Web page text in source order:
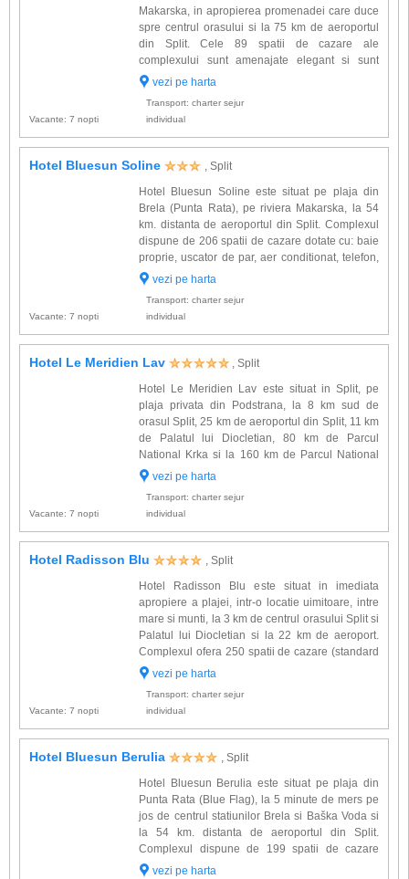
Makarska, in apropierea promenadei care duce
spre centrul orasului si la 75 km de aeroportul
din Split. Cele 89 spatii de cazare ale
complexului sunt amenajate elegant si sunt
dotate cu: aer conditionat, TV satelit, minibar, Wi-
baie proprie, uscat...
vezi pe harta
Vacante: 7 nopti
Transport: charter sejur
individual
Hotel Bluesun Soline
, Split
Hotel Bluesun Soline este situat pe plaja din
Brela (Punta Rata), pe riviera Makarska, la 54
km. distanta de aeroportul din Split. Complexul
dispune de 206 spatii de cazare dotate cu: baie
proprie, uscator de par, aer conditionat, telefon,
TV satelit, seif, minibar, balcon. Alte facilitati
vezi pe harta
Vacante: 7 nopti
Transport: charter sejur
individual
Hotel Le Meridien Lav
, Split
Hotel Le Meridien Lav este situat in Split, pe
plaja privata din Podstrana, la 8 km sud de
orasul Split, 25 km de aeroportul din Split, 11 km
de Palatul lui Diocletian, 80 km de Parcul
National Krka si la 160 km de Parcul National
Plitvice. Cele 381 spatii de cazare (classic,
decorate in culori ca...
vezi pe harta
Vacante: 7 nopti
Transport: charter sejur
individual
Hotel Radisson Blu
, Split
Hotel Radisson Blu este situat in imediata
apropiere a plajei, intr-o locatie uimitoare, intre
mare si munti, la 3 km de centrul orasului Split si
Palatul lui Diocletian si la 22 km de aeroport.
Complexul ofera 250 spatii de cazare (standard
si deluxe rooms) amenajate modern si dotate
aer c...
vezi pe harta
Vacante: 7 nopti
Transport: charter sejur
individual
Hotel Bluesun Berulia
, Split
Hotel Bluesun Berulia este situat pe plaja din
Punta Rata (Blue Flag), la 5 minute de mers pe
jos de centrul statiunilor Brela si Baška Voda si
la 54 km. distanta de aeroportul din Split.
Complexul dispune de 199 spatii de cazare
amenajate elegant si dotate cu: baie proprie,
vezi pe harta